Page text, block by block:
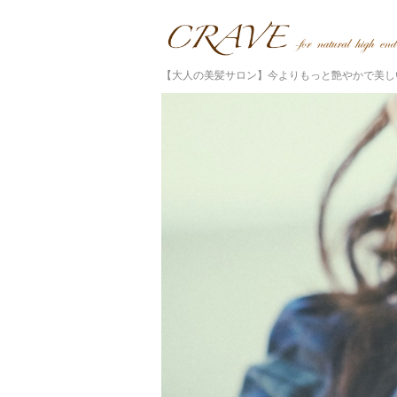
【大人の美髪サロン】今よりもっと艶やかで美